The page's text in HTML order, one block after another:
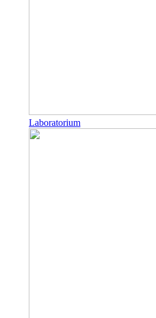
Laboratorium